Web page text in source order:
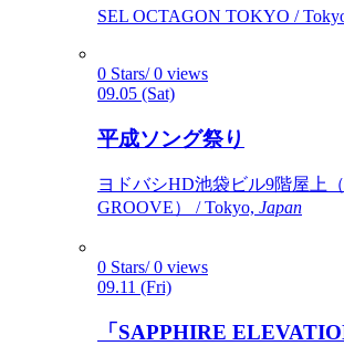
SEL OCTAGON TOKYO /
0 Stars/ 0 views
09.05 (Sat)
平成ソング祭り
ヨドバシHD池袋ビル9階屋上
GROOVE） / Tokyo, Japan
0 Stars/ 0 views
09.11 (Fri)
「SAPPHIRE